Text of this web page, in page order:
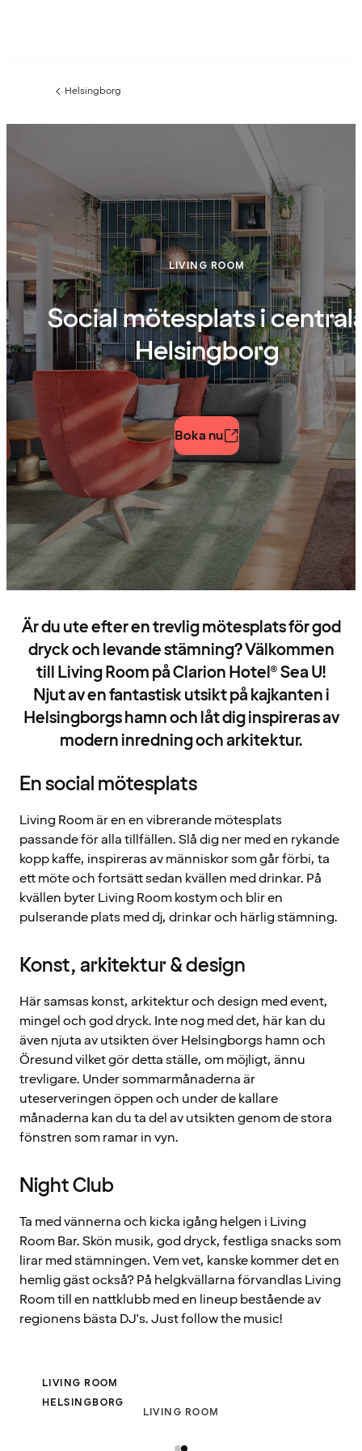
Föregående
Helsingborg
LIVING ROOM
Social mötesplats i
Helsingborg
Boka nu
Är du ute efter en trevlig mötesplats för god
dryck och levande stämning? Välkommen
till Living Room på Clarion Hotel® Sea U!
Njut av en fantastisk utsikt på kajkanten i
Helsingborgs hamn och låt dig inspireras av
modern inredning och arkitektur.
En social mötesplats
Living Room är en en vibrerande mötesplats
passande för alla tillfällen. Slå dig ner med en rykande
kopp kaffe, inspireras av människor som går förbi, ta
ett möte och fortsätt sedan kvällen med drinkar. På
kvällen byter Living Room kostym och blir en
pulserande plats med dj, drinkar och härlig stämning.
Konst, arkitektur & design
Här samsas konst, arkitektur och design med event,
mingel och god dryck. Inte nog med det, här kan du
även njuta av utsikten över Helsingborgs hamn och
Öresund vilket gör detta ställe, om möjligt, ännu
trevligare. Under sommarmånaderna är
uteserveringen öppen och under de kallare
månaderna kan du ta del av utsikten genom de stora
fönstren som ramar in vyn.
Night Club
Ta med vännerna och kicka igång helgen i Living
Room Bar. Skön musik, god dryck, festliga snacks som
lirar med stämningen. Vem vet, kanske kommer det en
hemlig gäst också? På helgkvällarna förvandlas Living
Room till en nattklubb med en lineup bestående av
regionens bästa DJ's. Just follow the music!
LIVING ROOM
LIVING ROOM
HELSINGBORG